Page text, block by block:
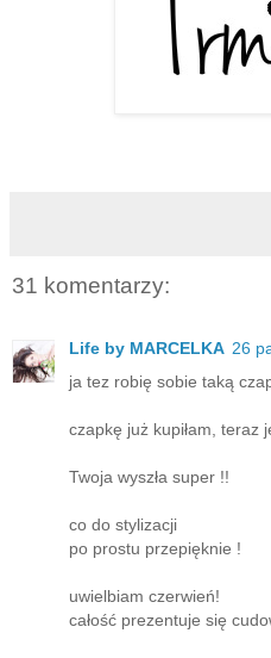
31 komentarzy:
Life by MARCELKA 26
ja tez robię sobie taką
czapkę już kupiłam, teraz
Twoja wyszła super !!
co do stylizacji
po prostu przepięknie !
uwielbiam czerwień!
całość prezentuje się